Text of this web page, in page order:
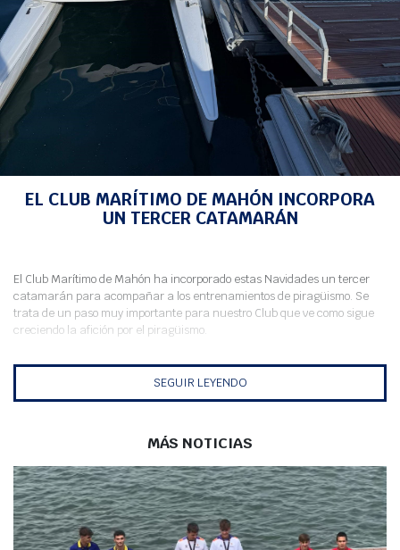
Meteo
> EL CLUB MARÍTIMO DE MAHÓN INCORPORA UN TERCER
EL CLUB MARÍTIMO DE MAHÓN INCORPORA
UN TERCER CATAMARÁN
El Club Marítimo de Mahón ha incorporado estas Navidades un tercer
catamarán para acompañar a los entrenamientos de piragüismo. Se
trata de un paso muy importante para nuestro Club que ve como sigue
creciendo la afición por el piragüismo.
SEGUIR LEYENDO
MÁS NOTICIAS